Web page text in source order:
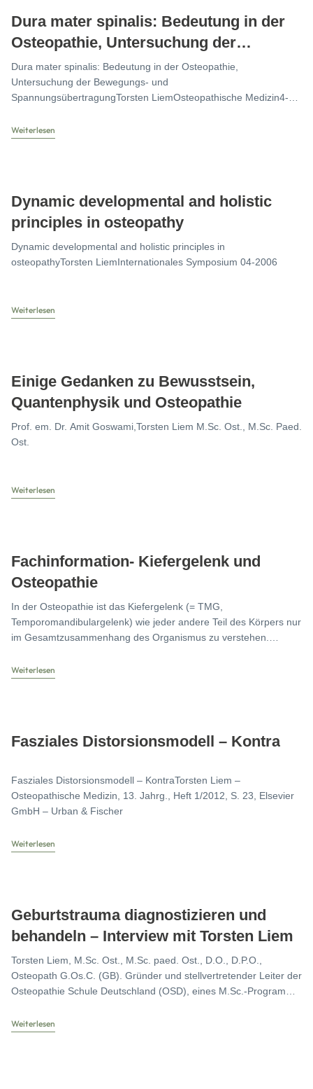
Dura mater spinalis: Bedeutung in der
Osteopathie, Untersuchung der
Bewegungs- und
Spannungsübertragung
Dura mater spinalis: Bedeutung in der Osteopathie,
Untersuchung der Bewegungs- und
SpannungsübertragungTorsten LiemOsteopathische Medizin4-
Weiterlesen
Dynamic developmental and holistic
principles in osteopathy
Dynamic developmental and holistic principles in
osteopathyTorsten LiemInternationales Symposium 04-2006
Weiterlesen
Einige Gedanken zu Bewusstsein,
Quantenphysik und Osteopathie
Prof. em. Dr. Amit Goswami,Torsten Liem M.Sc. Ost., M.Sc. Paed.
Ost.
Weiterlesen
Fachinformation- Kiefergelenk und
Osteopathie
In der Osteopathie ist das Kiefergelenk (= TMG,
Temporomandibulargelenk) wie jeder andere Teil des Körpers nur
im Gesamtzusammenhang des Organismus zu verstehen.
Weiterlesen
Fasziales Distorsionsmodell – Kontra
Fasziales Distorsionsmodell – KontraTorsten Liem –
Osteopathische Medizin, 13. Jahrg., Heft 1/2012, S. 23, Elsevier
GmbH – Urban & Fischer
Weiterlesen
Geburtstrauma diagnostizieren und
behandeln – Interview mit Torsten Liem
Torsten Liem, M.Sc. Ost., M.Sc. paed. Ost., D.O., D.P.O.,
Osteopath G.Os.C. (GB). Gründer und stellvertretender Leiter der
Osteopathie Schule Deutschland (OSD), eines M.Sc.-Programms
Weiterlesen